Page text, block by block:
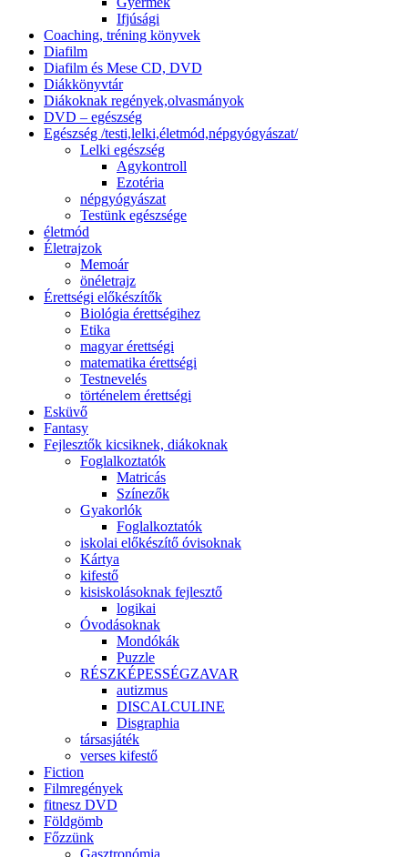
Ifjúsági
Coaching, tréning könyvek
Diafilm
Diafilm és Mese CD, DVD
Diákkönyvtár
Diákoknak regények,olvasmányok
DVD – egészség
Egészség /testi,lelki,életmód,népgyógyászat/
Lelki egészség
Agykontroll
Ezotéria
népgyógyászat
Testünk egészsége
életmód
Életrajzok
Memoár
önéletrajz
Érettségi előkészítők
Biológia érettségihez
Etika
magyar érettségi
matematika érettségi
Testnevelés
történelem érettségi
Esküvő
Fantasy
Fejlesztők kicsiknek, diákoknak
Foglalkoztatók
Matricás
Színezők
Gyakorlók
Foglalkoztatók
iskolai előkészítő óvisoknak
Kártya
kifestő
kisiskolásoknak fejlesztő
logikai
Óvodásoknak
Mondókák
Puzzle
RÉSZKÉPESSÉGZAVAR
autizmus
DISCALCULINE
Disgraphia
társasjáték
verses kifestő
Fiction
Filmregények
fitnesz DVD
Földgömb
Főzzünk
Gasztronómia